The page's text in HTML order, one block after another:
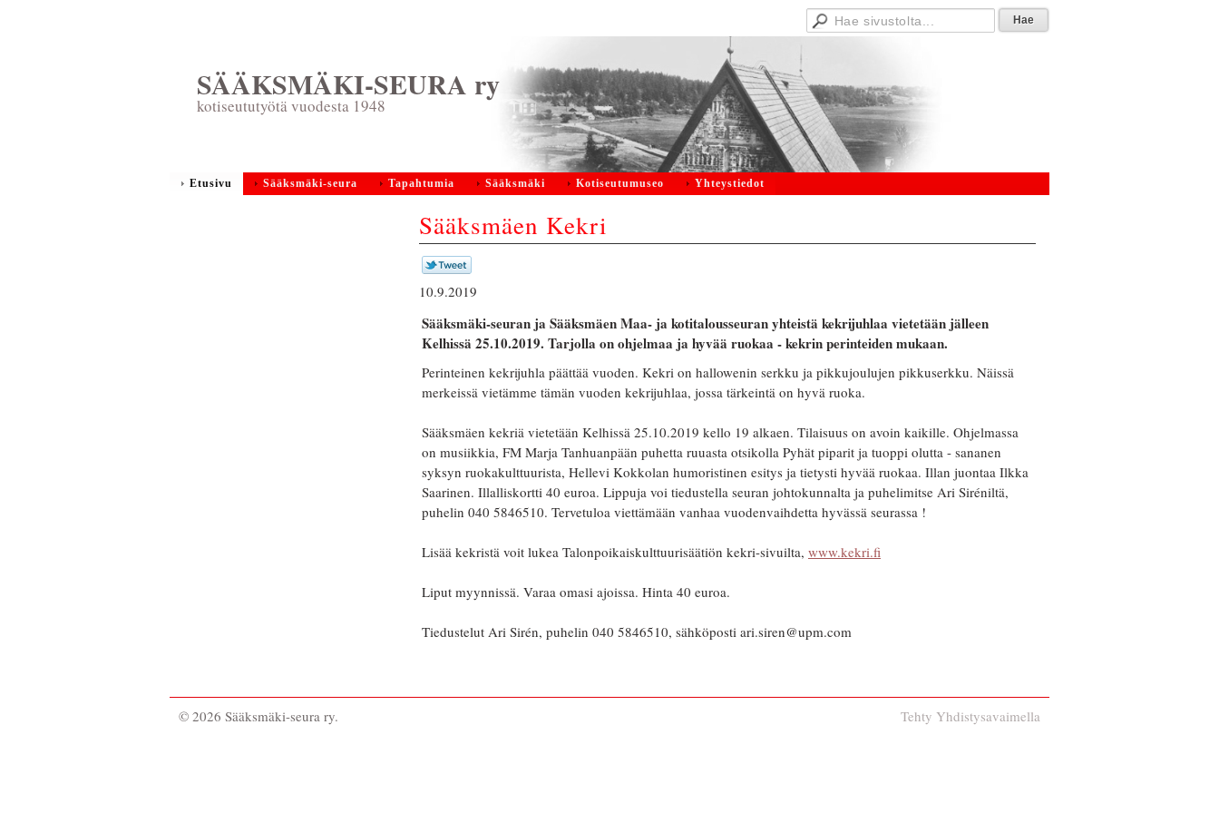
SÄÄKSMÄKI-SEURA ry
kotiseututyötä vuodesta 1948
Etusivu Sääksmäki-seura Tapahtumia Sääksmäki Kotiseutumuseo Yhteystiedot
Sääksmäen Kekri
10.9.2019
Sääksmäki-seuran ja Sääksmäen Maa- ja kotitalousseuran yhteistä kekrijuhlaa vietetään jälleen
Kelhissä 25.10.2019. Tarjolla on ohjelmaa ja hyvää ruokaa - kekrin perinteiden mukaan.
Perinteinen kekrijuhla päättää vuoden. Kekri on hallowenin serkku ja pikkujoulujen pikkuserkku. Näissä
merkeissä vietämme tämän vuoden kekrijuhlaa, jossa tärkeintä on hyvä ruoka.
Sääksmäen kekriä vietetään Kelhissä 25.10.2019 kello 19 alkaen. Tilaisuus on avoin kaikille. Ohjelmassa
on musiikkia, FM Marja Tanhuanpään puhetta ruuasta otsikolla Pyhät piparit ja tuoppi olutta - sananen
syksyn ruokakulttuurista, Hellevi Kokkolan humoristinen esitys ja tietysti hyvää ruokaa. Illan juontaa Ilkka
Saarinen. Illalliskortti 40 euroa. Lippuja voi tiedustella seuran johtokunnalta ja puhelimitse Ari Siréniltä,
puhelin 040 5846510. Tervetuloa viettämään vanhaa vuodenvaihdetta hyvässä seurassa !
Lisää kekristä voit lukea Talonpoikaiskulttuurisäätiön kekri-sivuilta, www.kekri.fi
Liput myynnissä. Varaa omasi ajoissa. Hinta 40 euroa.
Tiedustelut Ari Sirén, puhelin 040 5846510, sähköposti ari.siren@upm.com
Tehty Yhdistysavaimella
© 2026 Sääksmäki-seura ry.